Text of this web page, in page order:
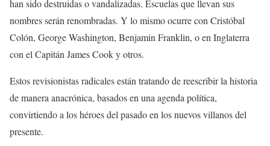
han sido destruidas o vandalizadas. Escuelas que llevan sus
nombres serán renombradas. Y lo mismo ocurre con Cristóbal
Colón, George Washington, Benjamin Franklin, o en Inglaterra
con el Capitán James Cook y otros.
Estos revisionistas radicales están tratando de reescribir la historia
de manera anacrónica, basados en una agenda política,
convirtiendo a los héroes del pasado en los nuevos villanos del
presente.